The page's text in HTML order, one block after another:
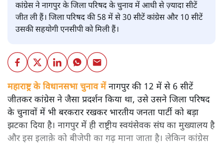
कांग्रेस ने नागपुर के जिला परिषद के चुनाव में आधी से ज़्यादा सीटें
जीत ली हैं। जिला परिषद की 58 में से 30 सीटें कांग्रेस और 10 सीटें
उसकी सहयोगी एनसीपी को मिली हैं।
महाराष्ट्र के विधानसभा चुनाव मेंनागपुर की 12 में से 6 सीटें
जीतकर कांग्रेस ने जैसा प्रदर्शन किया था, उसे उसने जिला परिषद
के चुनावों में भी बरकरार रखकर भारतीय जनता पार्टी को बड़ा
झटका दिया है। नागपुर में ही राष्ट्रीय स्वयंसेवक संघ का मुख्यालय है
और इस इलाक़े को बीजेपी का गढ़ माना जाता है। लेकिन कांग्रेस